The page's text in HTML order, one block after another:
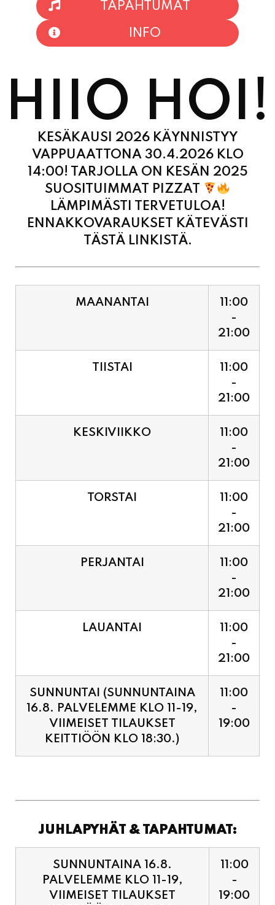
HIIO HOI!
KESÄKAUSI 2026 KÄYNNISTYY
VAPPUAATTONA 30.4.2026 KLO
14:00! TARJOLLA ON KESÄN 2025
SUOSITUIMMAT PIZZAT
LÄMPIMÄSTI TERVETULOA!
ENNAKKOVARAUKSET KÄTEVÄSTI
TÄSTÄ LINKISTÄ.
-
21:00
11:00
-
21:00
11:00
-
21:00
11:00
-
21:00
11:00
-
21:00
11:00
-
21:00
VIIMEISET TILAUKSET
KEITTIÖÖN KLO 18:30.)
11:00
-
19:00
PALVELEMME KLO 11-19,
VIIMEISET TILAUKSET
KEITTIÖÖN KLO 18:30.
-
19:00
SUNNUNTAINA 23.8.
11:00